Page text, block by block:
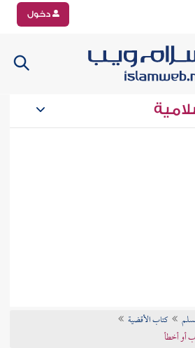
دخول
كتاب الأقضية
أو أخطأ